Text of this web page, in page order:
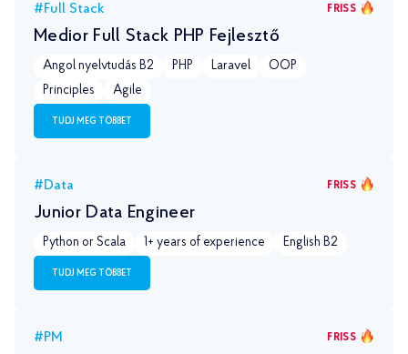
FRISS
#Full Stack
Medior Full Stack PHP Fejlesztő
Angol nyelvtudás B2 PHP Laravel
OOP
Principles
Agile
TUDJ MEG TÖBBET
FRISS
#Data
Junior Data Engineer
Python or Scala 1+ years of experience English B2
TUDJ MEG TÖBBET
FRISS
#PM